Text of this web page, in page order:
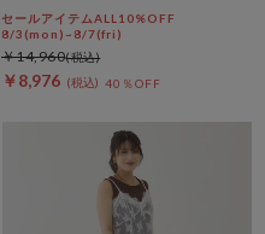
セールアイテムALL10%OFF
8/3(mon)~8/7(fri)
￥8,976 40％OFF
￥14,960